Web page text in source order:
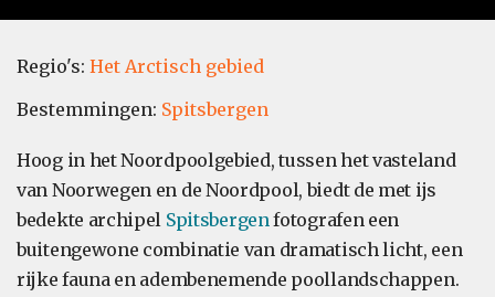
Regio's: Het Arctisch gebied
Bestemmingen: Spitsbergen
Hoog in het Noordpoolgebied, tussen het vasteland
van Noorwegen en de Noordpool, biedt de met ijs
bedekte archipel Spitsbergenfotografen een
buitengewone combinatie van dramatisch licht, een
rijke fauna en adembenemende poollandschappen.